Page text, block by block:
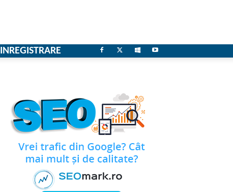
INREGISTRARE